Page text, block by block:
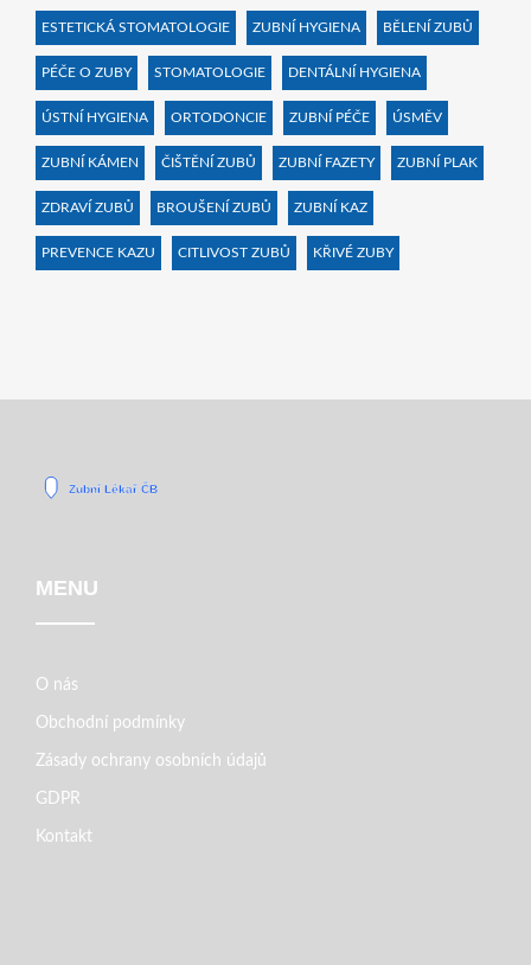
ESTETICKÁ STOMATOLOGIE ZUBNÍ HYGIENA BĚLENÍ ZUBŮ
PÉČE O ZUBY STOMATOLOGIE DENTÁLNÍ HYGIENA
ÚSTNÍ HYGIENA ORTODONCIE ZUBNÍ PÉČE ÚSMĚV
ZUBNÍ KÁMEN ČIŠTĚNÍ ZUBŮ ZUBNÍ FAZETY ZUBNÍ PLAK
ZDRAVÍ ZUBŮ BROUŠENÍ ZUBŮ ZUBNÍ KAZ
PREVENCE KAZU CITLIVOST ZUBŮ KŘIVÉ ZUBY
MENU
O nás
Obchodní podmínky
Zásady ochrany osobních údajů
GDPR
Kontakt